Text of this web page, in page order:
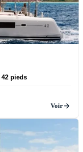
42 pieds
Voir